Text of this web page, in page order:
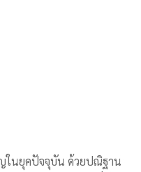
ในยุคปัจจุบัน ด้วยปณิฐาน